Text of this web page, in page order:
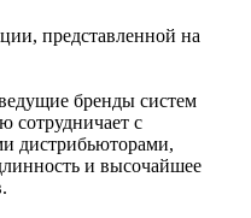
представленной на
бренды систем
сотрудничает с
дистрибьюторами,
и высочайшее